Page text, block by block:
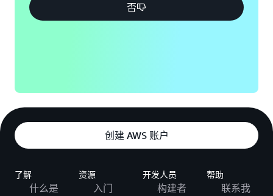
否
创建 AWS 账户
了解
什么是
资源
入门
开发人员
构建者
帮助
联系我